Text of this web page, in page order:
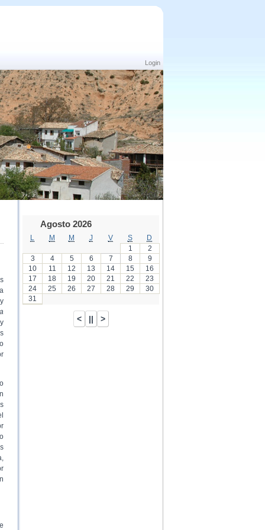
Login
Agosto 2026
M M J V S
D
1
2
3
4 5 6 7 8
9
10
11 12 13 14 15
16
17
18 19 20 21 22
23
24
25 26 27 28 29
30
31